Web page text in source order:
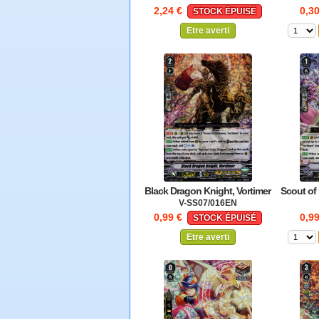
2,24 €
STOCK ÉPUISÉ
Etre averti
Black Dragon Knight, Vortimer
V-SS07/016EN
0,99 €
STOCK ÉPUISÉ
Etre averti
Scout of